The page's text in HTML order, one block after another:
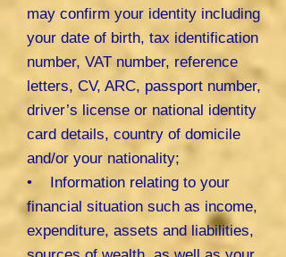
may confirm your identity including
your date of birth, tax identification
number, VAT number, reference
letters, CV, ARC, passport number,
driver’s license or national identity
card details, country of domicile
and/or your nationality;
• Information relating to your
financial situation such as income,
expenditure, assets and liabilities,